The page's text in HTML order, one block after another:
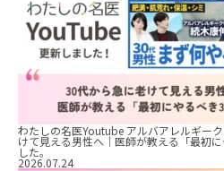
わたしの名医Youtube アルバアレルギー
けて見える男性へ｜医師が教える「最初
した。
2026.07.24